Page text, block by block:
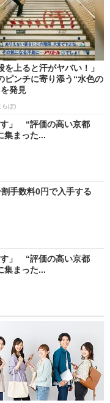
を上ると汗がヤバい！」
ピンチに寄り添う“水色の
発見
らぼ)
す」 “評価の高い京都
集まった...
手数料0円で入手する
す」 “評価の高い京都
集まった...